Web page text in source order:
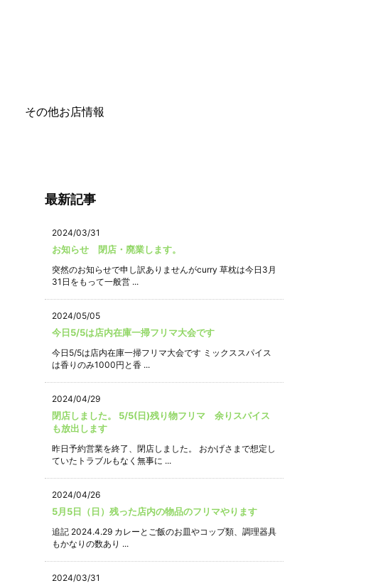
その他お店情報
最新記事
2024/03/31
お知らせ 閉店・廃業します。
突然のお知らせで申し訳ありませんがcurry 草枕は今日3月
31日をもって一般営 ...
2024/05/05
今日5/5は店内在庫一掃フリマ大会です
今日5/5は店内在庫一掃フリマ大会です ミックススパイス
は香りのみ1000円と香 ...
2024/04/29
閉店しました。 5/5(日)残り物フリマ 余りスパイス
も放出します
昨日予約営業を終了、閉店しました。 おかげさまで想定し
ていたトラブルもなく無事に ...
2024/04/26
5月5日（日）残った店内の物品のフリマやります
追記 2024.4.29 カレーとご飯のお皿やコップ類、調理器具
もかなりの数あり ...
2024/03/31